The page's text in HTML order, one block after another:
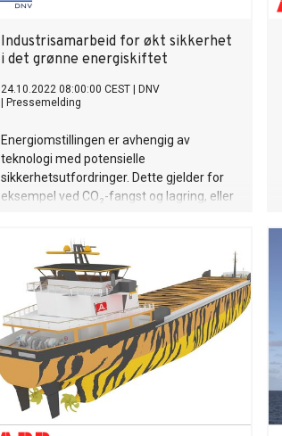
Industrisamarbeid for økt sikkerhet
i det grønne energiskiftet
24.10.2022 08:00:00 CEST
DNV
Pressemelding
Energiomstillingen er avhengig av
teknologi med potensielle
sikkerhetsutfordringer. Dette gjelder for
eksempel ved CO₂-fangst og lagring, eller
det kritisk at sikkerheten ivaretas. DNV
samarbeider nå med en rekke aktører i
energisektoren for å løse disse
utfordringene.